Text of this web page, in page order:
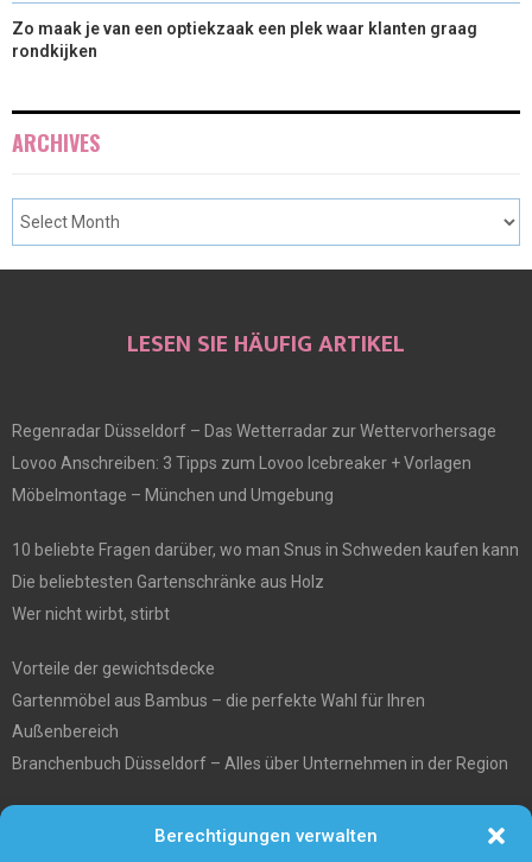
Berechtigungen verwalten
Zo maak je van een optiekzaak een plek waar klanten graag
rondkijken
ARCHIVES
LESEN SIE HÄUFIG ARTIKEL
Regenradar Düsseldorf – Das Wetterradar zur Wettervorhersage
Lovoo Anschreiben: 3 Tipps zum Lovoo Icebreaker + Vorlagen
Möbelmontage – München und Umgebung
10 beliebte Fragen darüber, wo man Snus in Schweden kaufen kann
Die beliebtesten Gartenschränke aus Holz
Wer nicht wirbt, stirbt
Vorteile der gewichtsdecke
Gartenmöbel aus Bambus – die perfekte Wahl für Ihren
Außenbereich
Branchenbuch Düsseldorf – Alles über Unternehmen in der Region
Die beste Akku-Kettensäge im Test